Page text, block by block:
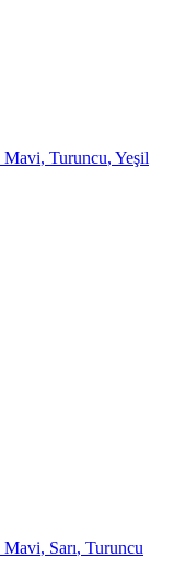
Mavi, Turuncu, Yeşil
Mavi, Sarı, Turuncu